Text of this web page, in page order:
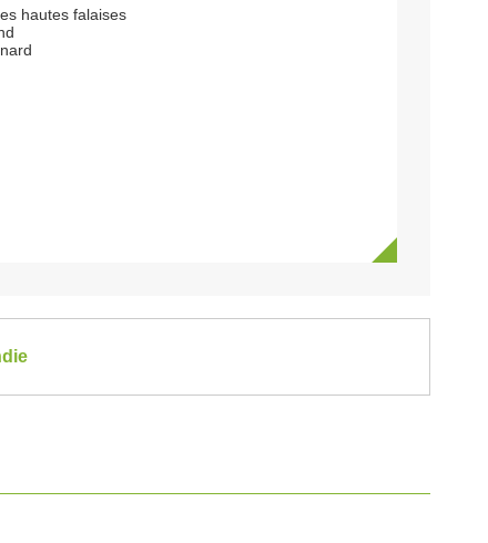
hautes falaises